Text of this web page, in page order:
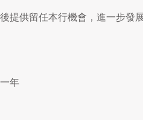
提供留任本行機會，進一步發
年